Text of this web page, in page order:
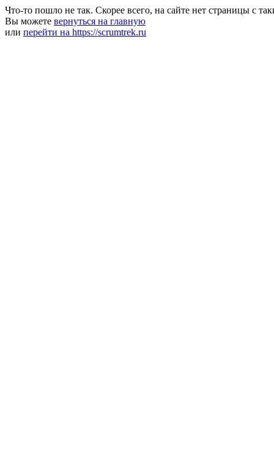
Что-то пошло не так. Скорее всего, на сайте нет страницы с
Вы можете вернуться на главную
или перейти на https://scrumtrek.ru